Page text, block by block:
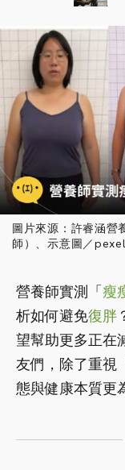
圖片來源：許睿涵營
師）、示意圖／
營養師實測「 瘦
析如何避免復胖
望幫助更多正在
友們，除了重視
態與健康本質更